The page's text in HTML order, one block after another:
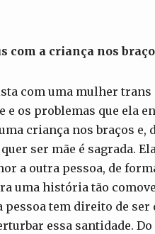
com a criança nos
com uma mulher trans
e os problemas que ela
criança nos braços e,
ser mãe é sagrada.
a outra pessoa, de
uma história tão
tem direito de ser
essa santidade.